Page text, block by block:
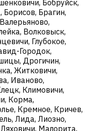
Бобруйск,
Брагин,
Волковыск,
Глубокое,
Городок,
Дрогичин,
Житковичи,
Иваново,
Климовичи,
Корма,
Кремное, Кричев,
Лида, Лиозно,
Малорита,